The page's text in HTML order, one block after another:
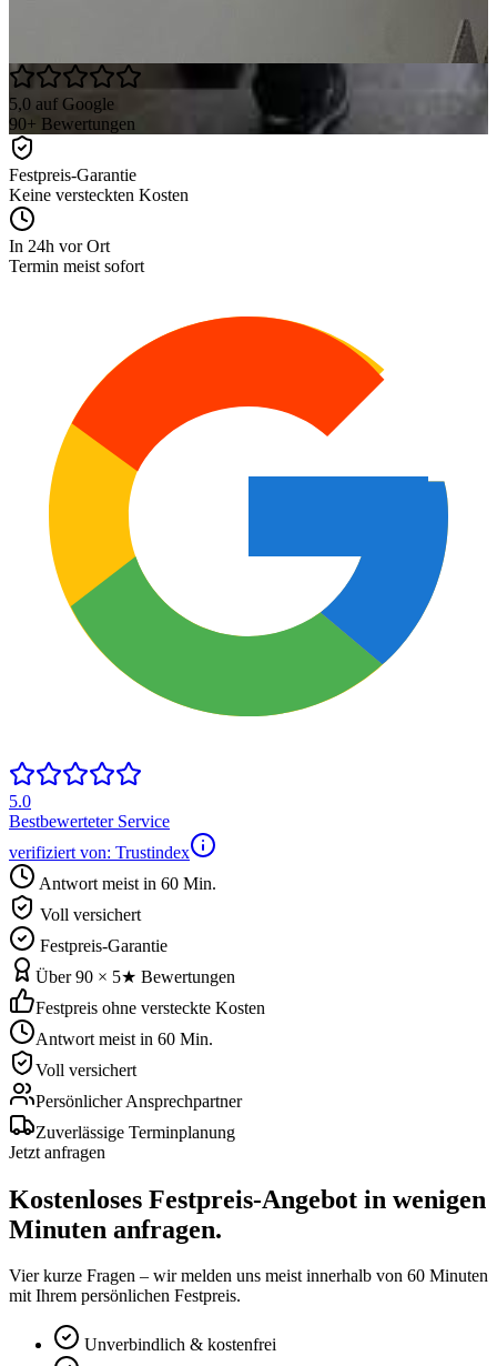
5,0 auf Google
90+ Bewertungen
Festpreis-Garantie
Keine versteckten Kosten
In 24h vor Ort
Termin meist sofort
5.0
Bestbewerteter Service
verifiziert von: Trustindex
Antwort meist in 60 Min.
Voll versichert
Festpreis-Garantie
Über 90 × 5★ Bewertungen
Festpreis ohne versteckte Kosten
Antwort meist in 60 Min.
Voll versichert
Persönlicher Ansprechpartner
Zuverlässige Terminplanung
Jetzt anfragen
Kostenloses Festpreis-Angebot in wenigen
Minuten anfragen.
Vier kurze Fragen – wir melden uns meist innerhalb von 60 Minuten
mit Ihrem persönlichen Festpreis.
Unverbindlich & kostenfrei